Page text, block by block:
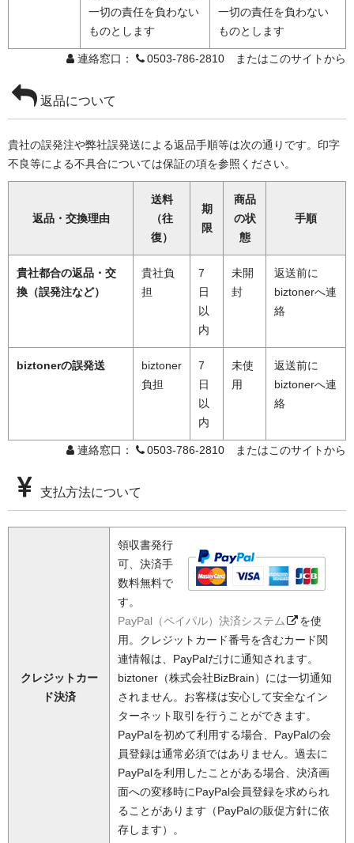
一切の責任を負わない
ものとします
一切の責任を負わない
ものとします
連絡窓口： 0503-786-2810 またはこのサイトから
返品について
貴社の誤発注や弊社誤発送による返品手順等は次の通りです。印字
不良等による不具合については保証の項を参照ください。
返品・交換理由
送料
（往
復）
期
限
商品
の状
態
手順
貴社都合の返品・交
換（誤発注など）
貴社負
担
7
日
以
内
未開
封
返送前に
biztonerへ連
絡
biztonerの誤発送
biztoner
負担
7
日
以
内
未使
用
返送前に
biztonerへ連
絡
連絡窓口： 0503-786-2810 またはこのサイトから
支払方法について
クレジットカー
ド決済
領収書発行
可、決済手
数料無料で
す。
PayPal（ペイパル）決済システム
を使
用。クレジットカード番号を含むカード関
連情報は、PayPalだけに通知されます。
biztoner（株式会社BizBrain）には一切通知
されません。お客様は安心して安全なイン
ターネット取引を行うことができます。
PayPalを初めて利用する場合、PayPalの会
員登録は通常必須ではありません。過去に
PayPalを利用したことがある場合、決済画
面への変移時にPayPal会員登録を求められ
ることがあります（PayPalの販促方針に依
存します）。